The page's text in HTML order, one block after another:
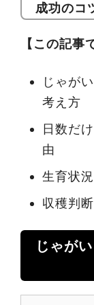
成功のコ
【この記事
じゃが
考え方
日数だ
由
生育状
収穫判
じゃが